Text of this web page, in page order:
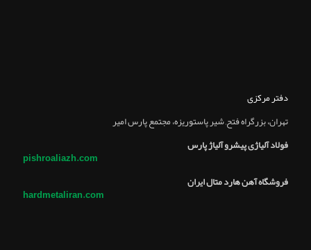
دفتر مرکزی
تهران، بزرگراه فتح, شير پاستوريزه، مجتمع پارس امير
فولاد آلیاژی پیشرو آلیاژ پارس
pishroaliazh.com
فروشگاه آهن هارد متال ایران
hardmetaliran.com